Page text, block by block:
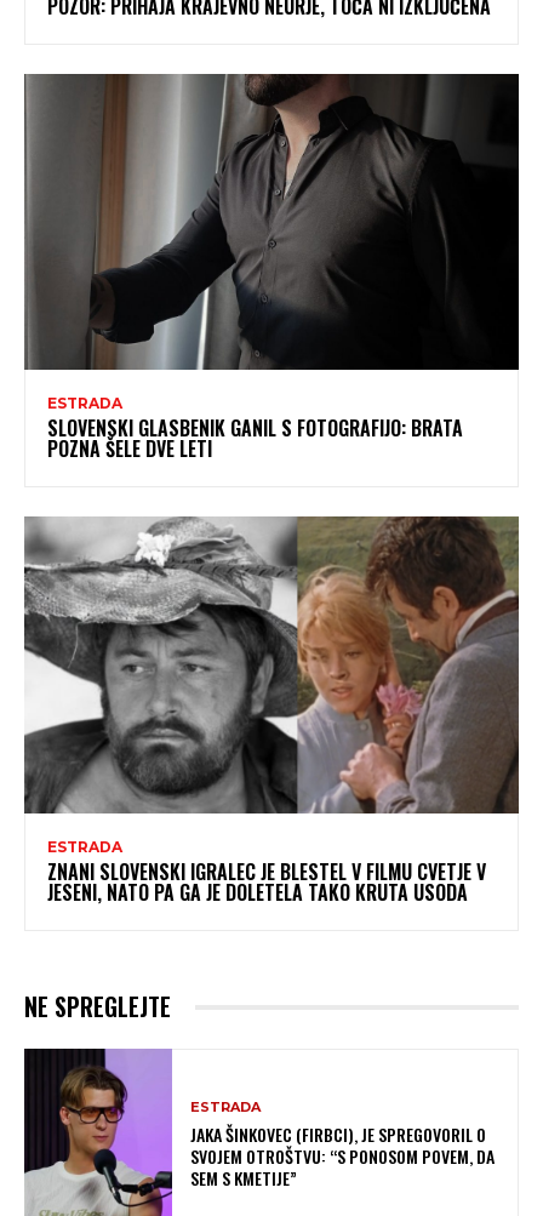
ESTRADA
SLOVENSKI GLASBENIK GANIL S FOTOGRAFIJO: BRATA
POZNA ŠELE DVE LETI
ESTRADA
ZNANI SLOVENSKI IGRALEC JE BLESTEL V FILMU CVETJE V
JESENI, NATO PA GA JE DOLETELA TAKO KRUTA USODA
NE SPREGLEJTE
ESTRADA
JAKA ŠINKOVEC (FIRBCI), JE SPREGOVORIL O
SVOJEM OTROŠTVU: “S PONOSOM POVEM, DA
SEM S KMETIJE”